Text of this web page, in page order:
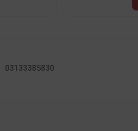
03133385830